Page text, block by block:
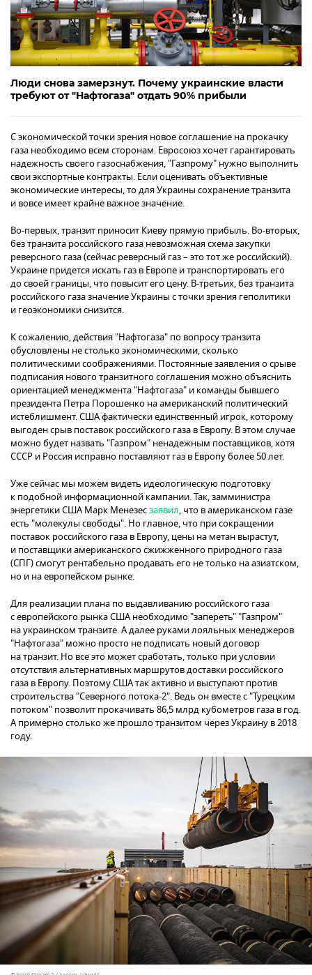
Люди снова замерзнут. Почему украинские власти
требуют от "Нафтогаза" отдать 90% прибыли
С экономической точки зрения новое соглашение на прокачку
газа необходимо всем сторонам. Евросоюз хочет гарантировать
надежность своего газоснабжения, "Газпрому" нужно выполнить
свои экспортные контракты. Если оценивать объективные
экономические интересы, то для Украины сохранение транзита
и вовсе имеет крайне важное значение.
Во-первых, транзит приносит Киеву прямую прибыль. Во-вторых,
без транзита российского газа невозможная схема закупки
реверсного газа (сейчас реверсный газ – это тот же российский).
Украине придется искать газ в Европе и транспортировать его
до своей границы, что повысит его цену. В-третьих, без транзита
российского газа значение Украины с точки зрения геполитики
и геоэкономики снизится.
К сожалению, действия "Нафтогаза" по вопросу транзита
обусловлены не столько экономическими, сколько
политическими соображениями. Постоянные заявления о срыве
подписания нового транзитного соглашения можно объяснить
ориентацией менеджмента "Нафтогаза" и команды бывшего
президента Петра Порошенко на американский политический
истеблишмент. США фактически единственный игрок, которому
выгоден срыв поставок российского газа в Европу. В этом случае
можно будет назвать "Газпром" ненадежным поставщиков, хотя
СССР и Россия исправно поставляют газ в Европу более 50 лет.
Уже сейчас мы можем видеть идеологическую подготовку
к подобной информационной кампании. Так, замминистра
энергетики США Марк Менезесзаявил, что в американском газе
есть "молекулы свободы". Но главное, что при сокращении
поставок российского газа в Европу, цены на метан вырастут,
и поставщики американского сжижженного природного газа
(СПГ) смогут рентабельно продавать его не только на азиатском,
но и на европейском рынке.
Для реализации плана по выдавливанию российского газа
с европейского рынка США необходимо "запереть" "Газпром"
на украинском транзите. А далее руками лояльных менеджеров
"Нафтогаза" можно просто не подписать новый договор
на транзит. Но все это может сработать, только при условии
отсутствия альтернативных маршрутов доставки российского
газа в Европу. Поэтому США так активно и выступают против
строительства "Северного потока-2". Ведь он вместе с "Турецким
потоком" позволит прокачивать 86,5 млрд кубометров газа в год.
А примерно столько же прошло транзитом через Украину в 2018
году.